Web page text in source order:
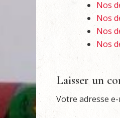
Nos
Nos
Nos
Nos
Laisser un
Votre adresse